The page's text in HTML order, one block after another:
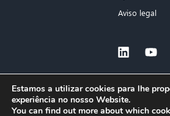
Aviso legal
Estamos a utilizar cookies para lhe
experiência no nosso Website.
You can find out more about which